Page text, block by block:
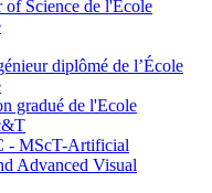
of Science de l'Ecole
diplômé de l’École
gradué de l'Ecole
- MScT-Artificial
Advanced Visual